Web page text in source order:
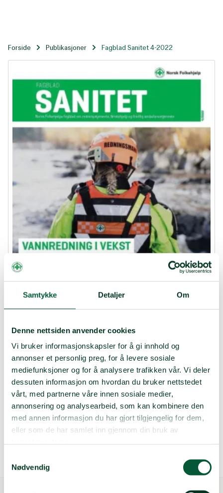
Samtykke Detaljer Om
Denne nettsiden anvender cookies
Vi bruker informasjonskapsler for å gi innhold og
annonser et personlig preg, for å levere sosiale
mediefunksjoner og for å analysere trafikken vår. Vi deler
dessuten informasjon om hvordan du bruker nettstedet
vårt, med partnerne våre innen sosiale medier,
annonsering og analysearbeid, som kan kombinere den
med annen informasjon du har gjort tilgjengelig for dem,
eller som de har samlet inn gjennom din bruk av
Nødvendig
Forside Publikasjoner Fagblad Sanitet 4-2022
Fagblad Sanitet 4-2022
Fagblad Sanitet 4-2022
Les mer om Norsk Folkehjelps satsing på vannredning,
egenberedskap i lokallagene og nytt
aksjonsstøtteverktøy.
Fagblad Sanitet 4-2022.pdf